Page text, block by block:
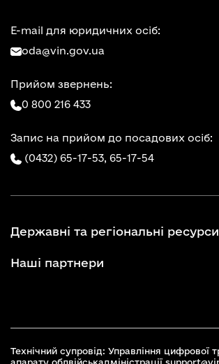
E-mail для юридичних осіб:
oda@vin.gov.ua
Прийом звернень:
0 800 216 433
Запис на прийом до посадових осіб:
(0432) 65-17-53, 65-17-54
Державні та регіональні ресурси
Наші партнери
Технічний супровід: Управління цифрової
апарату облвійськадміністрації